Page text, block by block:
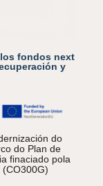
fondos next
y
do
do Plan de
finaciado pola